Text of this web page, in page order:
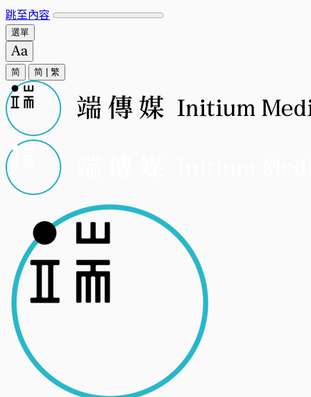
跳至內容
選單
简 简 繁